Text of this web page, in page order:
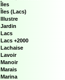
Îles
Îles (Lacs)
Illustre
Jardin
Lacs
Lacs +2000
Lachaise
Lavoir
Manoir
Marais
Marina